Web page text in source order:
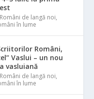
Români de langă noi,
în lume
Români,
Vaslui – un nou
vasluiană
Români de langă noi,
în lume